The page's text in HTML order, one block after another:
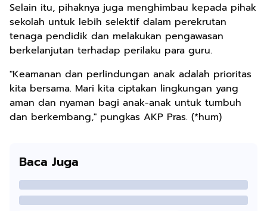
Selain itu, pihaknya juga menghimbau kepada pihak
sekolah untuk lebih selektif dalam perekrutan
tenaga pendidik dan melakukan pengawasan
berkelanjutan terhadap perilaku para guru.
"Keamanan dan perlindungan anak adalah prioritas
kita bersama. Mari kita ciptakan lingkungan yang
aman dan nyaman bagi anak-anak untuk tumbuh
dan berkembang," pungkas AKP Pras. (*hum)
Baca Juga